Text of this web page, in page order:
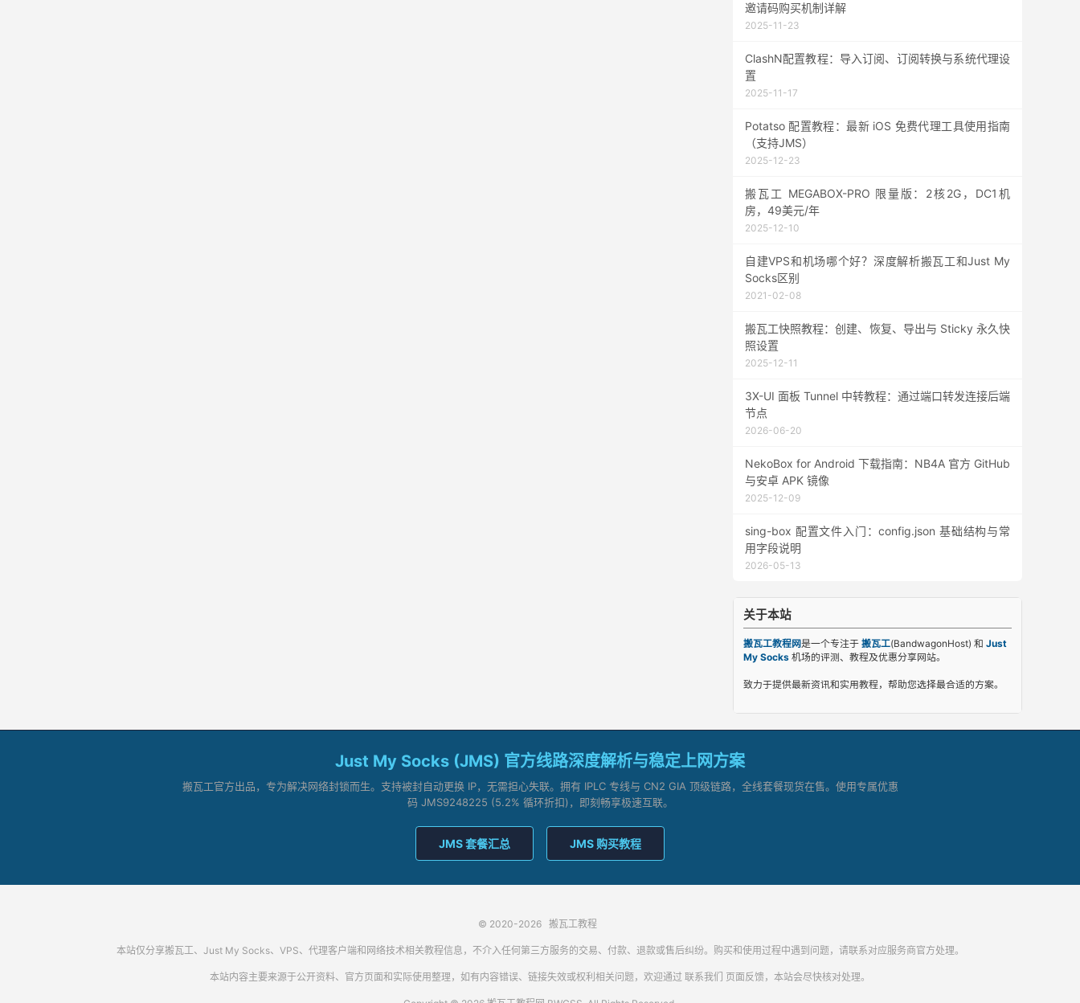
邀请码购买机制详解
2025-11-23
ClashN配置教程：导入订阅、订阅转换与系统代理设
置
2025-11-17
Potatso 配置教程：最新 iOS 免费代理工具使用指南
（支持JMS）
2025-12-23
搬瓦工 MEGABOX-PRO 限量版：2核2G，DC1机
房，49美元/年
2025-12-10
自建VPS和机场哪个好？深度解析搬瓦工和Just My
Socks区别
2021-02-08
搬瓦工快照教程：创建、恢复、导出与 Sticky 永久快
照设置
2025-12-11
3X-UI 面板 Tunnel 中转教程：通过端口转发连接后端
节点
2026-06-20
NekoBox for Android 下载指南：NB4A 官方 GitHub
与安卓 APK 镜像
2025-12-09
sing-box 配置文件入门：config.json 基础结构与常
用字段说明
2026-05-13
关于本站
搬瓦工教程网是一个专注于 搬瓦工(BandwagonHost) 和 Just
My Socks 机场的评测、教程及优惠分享网站。
致力于提供最新资讯和实用教程，帮助您选择最合适的方案。
Just My Socks (JMS) 官方线路深度解析与稳定上网方案
搬瓦工官方出品，专为解决网络封锁而生。支持被封自动更换 IP，无需担心失联。拥有 IPLC 专线与 CN2 GIA 顶级链路，全线套餐现货在售。使用专属优惠
码 JMS9248225 (5.2% 循环折扣)，即刻畅享极速互联。
JMS 套餐汇总 JMS 购买教程
© 2020-2026 搬瓦工教程
本站仅分享搬瓦工、Just My Socks、VPS、代理客户端和网络技术相关教程信息，不介入任何第三方服务的交易、付款、退款或售后纠纷。购买和使用过程中遇到问题，请联系对应服务商官方处理。
本站内容主要来源于公开资料、官方页面和实际使用整理，如有内容错误、链接失效或权利相关问题，欢迎通过 联系我们 页面反馈，本站会尽快核对处理。